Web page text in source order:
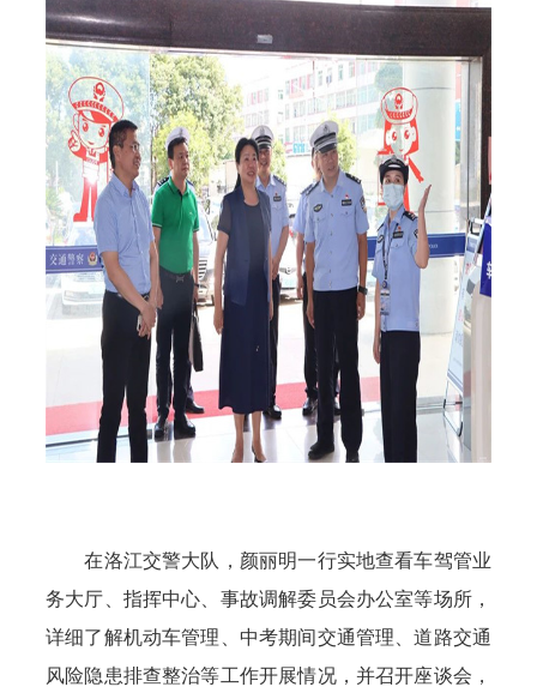
在洛江交警大队，颜丽明一行实地查看车驾管业
务大厅、指挥中心、事故调解委员会办公室等场所，
详细了解机动车管理、中考期间交通管理、道路交通
风险隐患排查整治等工作开展情况，并召开座谈会，